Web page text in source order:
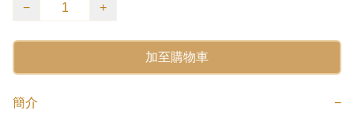
−
+
加至購物車
簡介 −